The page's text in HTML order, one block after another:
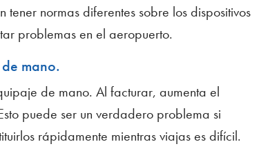
normas diferentes sobre los dispositivos
problemas en el aeropuerto.
mano.
de mano. Al facturar, aumenta el
puede ser un verdadero problema si
rápidamente mientras viajas es difícil.